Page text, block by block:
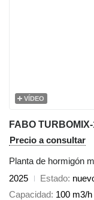
VÍDEO
FABO
Precio a consultar
Planta de hormigón
2025
Estado
Capacidad 100 m3/h